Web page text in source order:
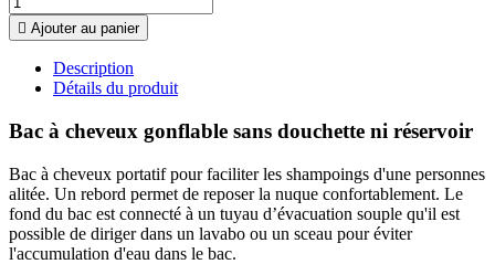
 Ajouter au panier
Description
Détails du produit
Bac à cheveux gonflable sans douchette ni réservoir
Bac à cheveux portatif pour faciliter les shampoings d'une personnes
alitée. Un rebord permet de reposer la nuque confortablement. Le
fond du bac est connecté à un tuyau d’évacuation souple qu'il est
possible de diriger dans un lavabo ou un sceau pour éviter
l'accumulation d'eau dans le bac.